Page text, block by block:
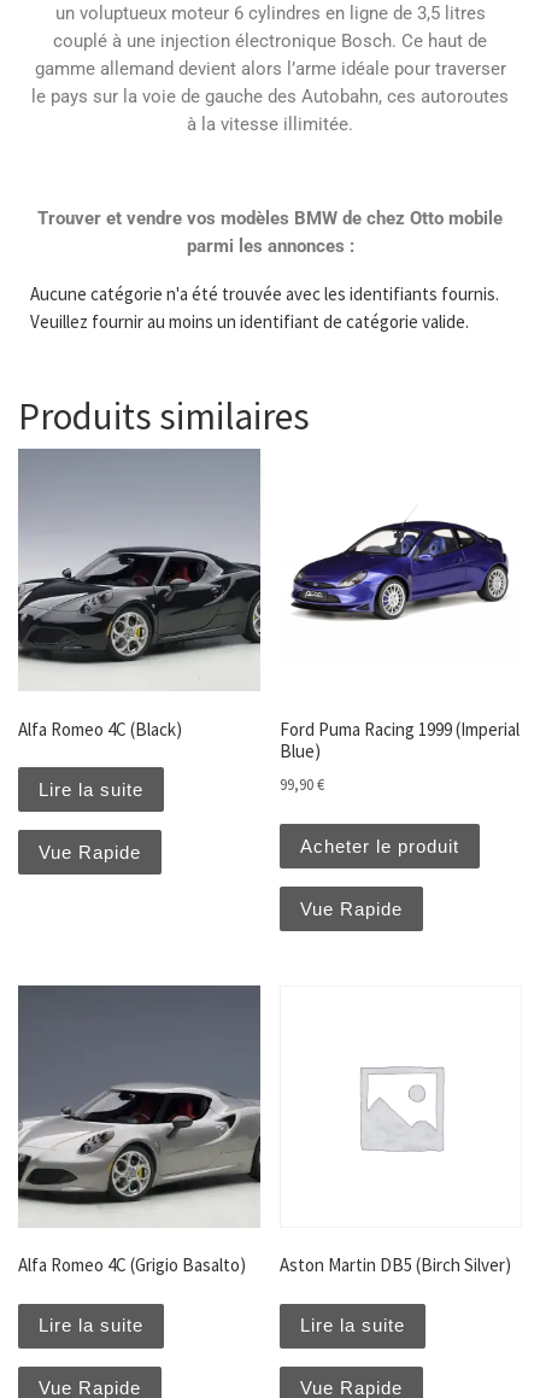
un voluptueux moteur 6 cylindres en ligne de 3,5 litres
couplé à une injection électronique Bosch. Ce haut de
gamme allemand devient alors l’arme idéale pour traverser
le pays sur la voie de gauche des Autobahn, ces autoroutes
à la vitesse illimitée.
Trouver et vendre vos modèles BMW de chez Otto mobile
parmi les annonces :
Aucune catégorie n'a été trouvée avec les identifiants fournis.
Veuillez fournir au moins un identifiant de catégorie valide.
Produits similaires
Alfa Romeo 4C (Black)
Lire la suite
Vue Rapide
Ford Puma Racing 1999 (Imperial
Blue)
99,90€
Acheter le produit
Vue Rapide
Alfa Romeo 4C (Grigio Basalto)
Lire la suite
Vue Rapide
Aston Martin DB5 (Birch Silver)
Lire la suite
Vue Rapide